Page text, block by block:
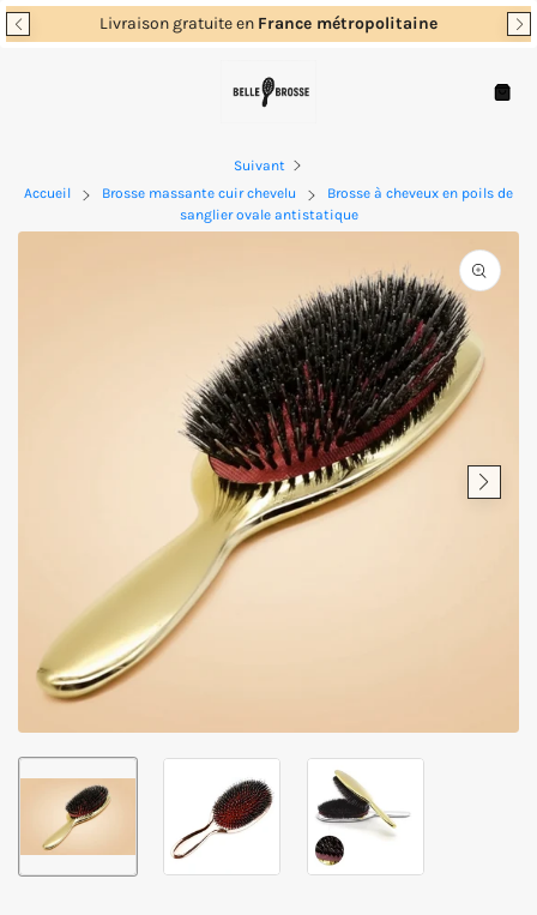
Passer
au
Livraison gratuite en France métropolitaine
Panier
Accueil Brosse massante cuir chevelu
Brosse à cheveux en poils de
sanglier ovale antistatique
Suivant
Ouvrir
supports
en
vedette
vue
de
la